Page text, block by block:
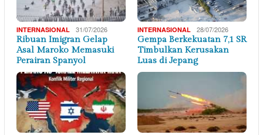
INTERNASIONAL 31/07/2026
Ribuan Imigran Gelap
Asal Maroko Memasuki
Perairan Spanyol
INTERNASIONAL 28/07/2026
Gempa Berkekuatan 7,1 SR
Timbulkan Kerusakan
Luas di Jepang